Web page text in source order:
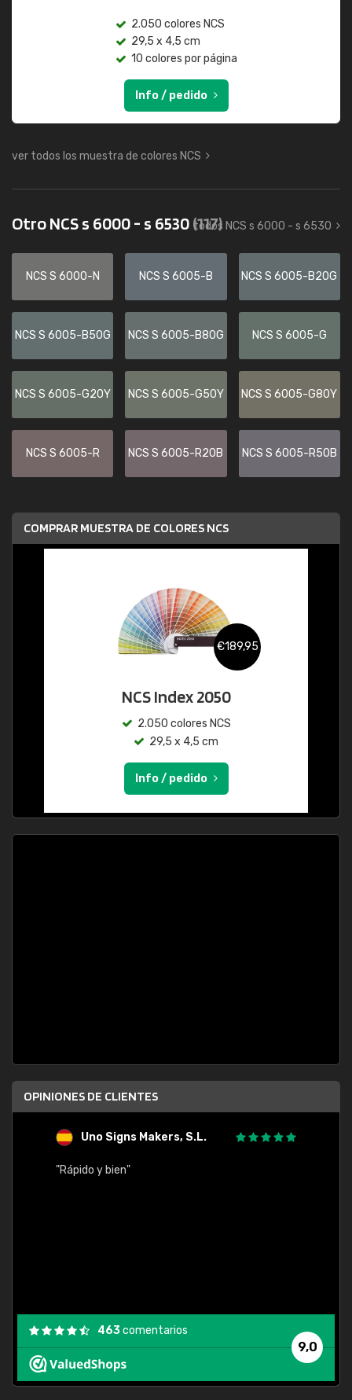
2.050 colores NCS
29,5 x 4,5 cm
10 colores por página
Info / pedido
ver todos los muestra de colores NCS
Otro NCS s 6000 - s 6530(117)
todos NCS s 6000 - s 6530
NCS S 6000-N NCS S 6005-B NCS S 6005-B20G
NCS S 6005-B50G NCS S 6005-B80G NCS S 6005-G
NCS S 6005-G20Y NCS S 6005-G50Y NCS S 6005-G80Y
NCS S 6005-R NCS S 6005-R20B NCS S 6005-R50B
COMPRAR MUESTRA DE COLORES NCS
€189,95
NCS Index 2050
2.050 colores NCS
29,5 x 4,5 cm
Info / pedido
OPINIONES DE CLIENTES
Uno Signs Makers, S.L.
"Rápido y bien"
9,0
463comentarios